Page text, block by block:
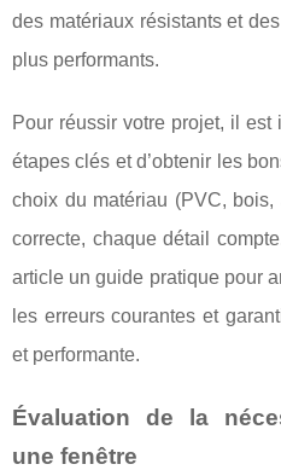
des matériaux résistants et
plus performants.
Pour réussir votre projet, il
étapes clés et d’obtenir les
choix du matériau (PVC,
correcte, chaque détail
article un guide pratique pour
les erreurs courantes et
et performante.
Évaluation de la
une fenêtre